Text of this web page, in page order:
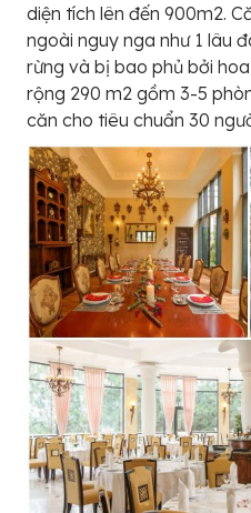
diện tích lên đến 900m2.
ngoài nguy nga như 1 lâu
rừng và bị bao phủ bởi
rộng 290 m2 gồm 3-5
căn cho tiêu chuẩn 30